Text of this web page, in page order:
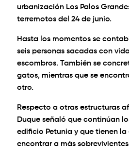
urbanización Los Palos
terremotos del 24 de junio.
Hasta los momentos se
seis personas sacadas con
escombros. También se
gatos, mientras que se
otro.
Respecto a otras estructuras
Duque señaló que continúan
edificio Petunia y que tienen la
encontrar a más